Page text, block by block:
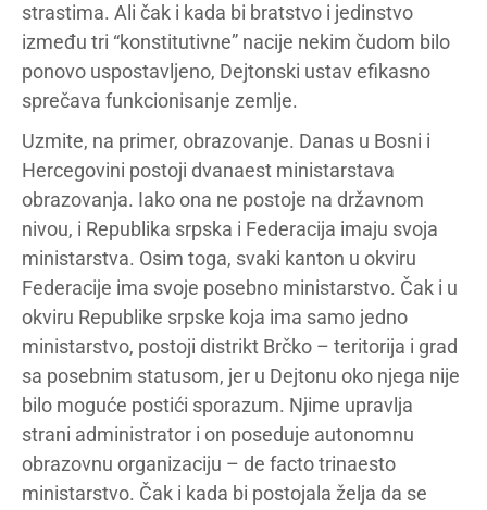
strastima. Ali čak i kada bi bratstvo i jedinstvo
između tri “konstitutivne” nacije nekim čudom bilo
ponovo uspostavljeno, Dejtonski ustav efikasno
sprečava funkcionisanje zemlje.
Uzmite, na primer, obrazovanje. Danas u Bosni i
Hercegovini postoji dvanaest ministarstava
obrazovanja. Iako ona ne postoje na državnom
nivou, i Republika srpska i Federacija imaju svoja
ministarstva. Osim toga, svaki kanton u okviru
Federacije ima svoje posebno ministarstvo. Čak i u
okviru Republike srpske koja ima samo jedno
ministarstvo, postoji distrikt Brčko – teritorija i grad
sa posebnim statusom, jer u Dejtonu oko njega nije
bilo moguće postići sporazum. Njime upravlja
strani administrator i on poseduje autonomnu
obrazovnu organizaciju – de facto trinaesto
ministarstvo. Čak i kada bi postojala želja da se